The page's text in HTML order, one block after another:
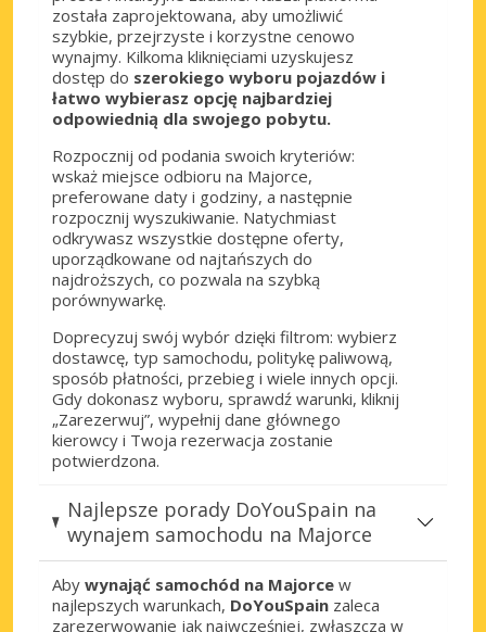
została zaprojektowana, aby umożliwić
szybkie, przejrzyste i korzystne cenowo
wynajmy. Kilkoma kliknięciami uzyskujesz
dostęp do szerokiego wyboru pojazdów i
łatwo wybierasz opcję najbardziej
odpowiednią dla swojego pobytu.
Rozpocznij od podania swoich kryteriów:
wskaż miejsce odbioru na Majorce,
preferowane daty i godziny, a następnie
rozpocznij wyszukiwanie. Natychmiast
odkrywasz wszystkie dostępne oferty,
uporządkowane od najtańszych do
najdroższych, co pozwala na szybką
porównywarkę.
Doprecyzuj swój wybór dzięki filtrom: wybierz
dostawcę, typ samochodu, politykę paliwową,
sposób płatności, przebieg i wiele innych opcji.
Gdy dokonasz wyboru, sprawdź warunki, kliknij
„Zarezerwuj”, wypełnij dane głównego
kierowcy i Twoja rezerwacja zostanie
potwierdzona.
Najlepsze porady DoYouSpain na
wynajem samochodu na Majorce
Aby wynająć samochód na Majorce w
najlepszych warunkach, DoYouSpain zaleca
zarezerwowanie jak najwcześniej, zwłaszcza w